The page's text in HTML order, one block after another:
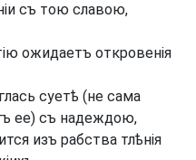
съ тою славою,
ожидаетъ откровенія
суетѣ (не сама
ее) съ надеждою,
изъ рабства тлѣнія